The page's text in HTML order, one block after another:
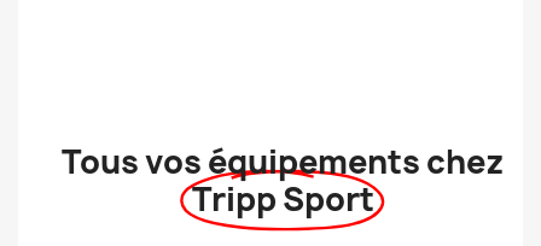
Tous vos équipements chez
Tripp Sport